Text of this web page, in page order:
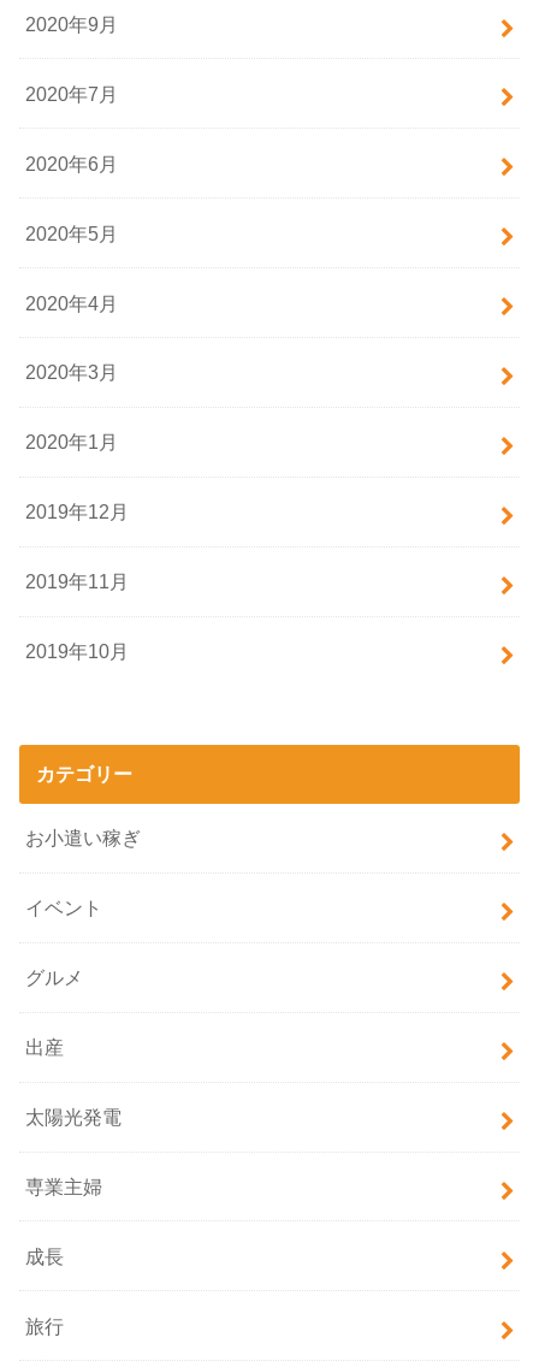
2020年9月
2020年7月
2020年6月
2020年5月
2020年4月
2020年3月
2020年1月
2019年12月
2019年11月
2019年10月
カテゴリー
お小遣い稼ぎ
イベント
グルメ
出産
太陽光発電
専業主婦
成長
旅行